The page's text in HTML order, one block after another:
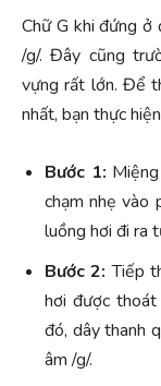
Chữ G khi đứng
/g/. Đây cũng
vựng rất lớn. Để
nhất, bạn thực
Bước 1:
chạm nhẹ vào
luồng hơi đi ra
Bước 2:Tiếp
hơi được
đó, dây thanh
âm /g/.